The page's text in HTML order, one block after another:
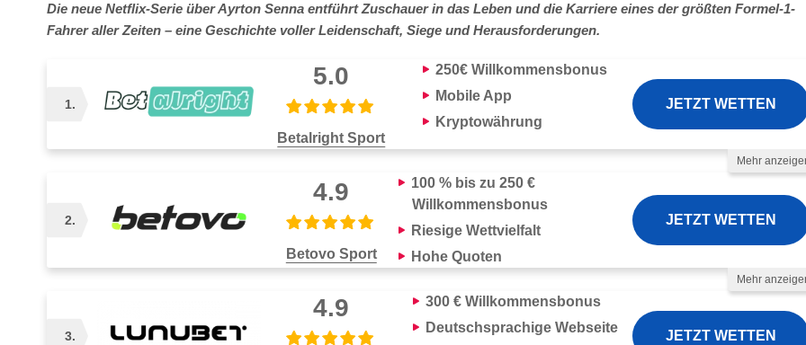
Die neue Netflix-Serie über Ayrton Senna entführt Zuschauer in das Leben und die Karriere eines der größten Formel-1-
Fahrer aller Zeiten – eine Geschichte voller Leidenschaft, Siege und Herausforderungen.
1.
5.0
Betalright Sport
250€ Willkommensbonus
Mobile App
Kryptowährung
JETZT WETTEN
1–3 Tage
Zahlungsmethoden
Mehr
2.
4.9
Betovo Sport
100 % bis zu 250 €
Willkommensbonus
Riesige Wettvielfalt
Hohe Quoten
JETZT WETTEN
1–3 Tage
Zahlungsmethoden
Mehr
3.
4.9 300 €Willkommensbonus
Deutschsprachige Webseite
JETZT WETTEN